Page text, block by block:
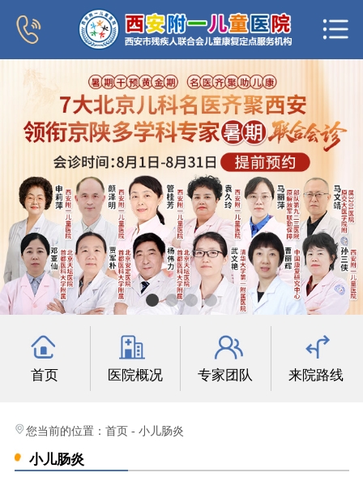
新闻中心
专家团队
科室导航
行为发育科
小儿内分泌科
光影纪实
首页 医院概况 专家团队 来院路线
您当前的位置： 首页 - 小儿肠炎
小儿肠炎